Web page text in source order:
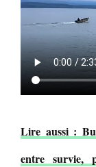
Lire aussi :
entre survie,